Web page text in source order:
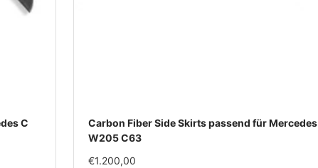
C
Carbon Fiber Side Skirts passend für Mercedes
W205 C63
Im
€1.200,00